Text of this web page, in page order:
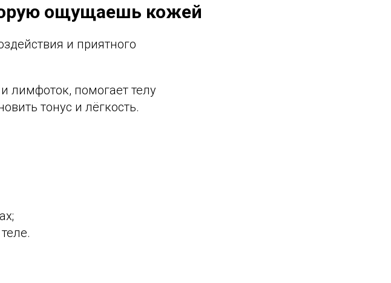
ощущаешь кожей
и приятного
лимфоток, помогает телу
тонус и лёгкость.